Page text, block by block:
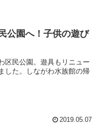
公園へ！子供の遊び
区民公園。遊具もリニュー
した。しながわ水族館の帰
2019.05.07